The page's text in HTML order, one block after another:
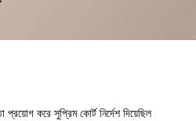
করে সুপ্রিম কোর্ট নির্দেশ দিয়েছিল